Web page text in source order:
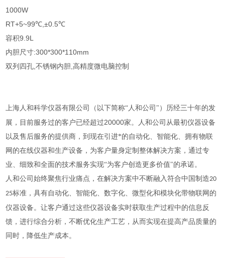
1000W
RT+5~99℃,±0.5℃
容积9.9L
内胆尺寸:300*300*110mm
双列四孔,不锈钢内胆,高精度微电脑控制
上海人和科学仪器有限公司（以下简称“人和公司"）历经三十年的发
展，目前服务过的客户已经超过20000家。人和公司从最初仪器设备
以及售后服务的提供商，到现在引进*的自动化、智能化、拥有物联
网的在线仪器和生产设备，为客户量身定制整体解决方案，通过专
业、细致和全面的技术服务实现“为客户创造更多价值"的承诺。
人和公司始终聚焦行业痛点，在解决方案中不断融入符合中国制造20
25标准，具有自动化、智能化、数字化、微型化和模块化带物联网的
仪器设备。让客户通过这些仪器设备实时获取生产过程中的信息反
馈，进行综合分析，不断优化生产工艺，从而实现在提高产品质量的
同时，降低生产成本。